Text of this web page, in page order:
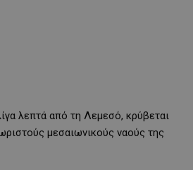
λεπτά από τη Λεμεσό, κρύβεται
μεσαιωνικούς ναούς της